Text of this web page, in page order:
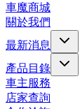
車魔商城
關於我們
最新消息
產品目錄
車主服務
店家查詢